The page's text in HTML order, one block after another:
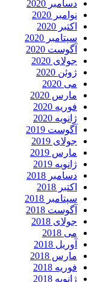
دسامبر 2020
نوامبر 2020
اکتبر 2020
سپتامبر 2020
آگوست 2020
جولای 2020
ژوئن 2020
می 2020
مارس 2020
فوریه 2020
ژانویه 2020
آگوست 2019
جولای 2019
مارس 2019
ژانویه 2019
دسامبر 2018
اکتبر 2018
سپتامبر 2018
آگوست 2018
جولای 2018
می 2018
آوریل 2018
مارس 2018
فوریه 2018
ژانویه 2018